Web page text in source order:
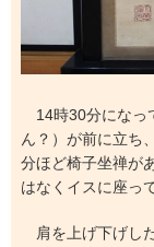
14時30分になっ
ん？）が前に立ち
分ほど椅子坐禅が
はなくイスに座っ
肩を上げ下げし